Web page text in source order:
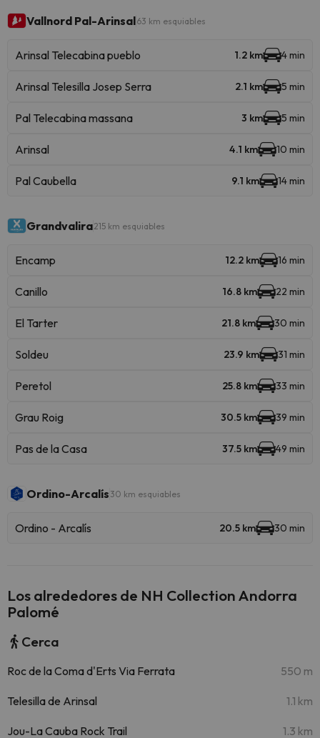
Vallnord Pal-Arinsal63 km esquiables
Arinsal Telecabina pueblo 1.2 km 4 min
Arinsal Telesilla Josep Serra 2.1 km 5 min
Pal Telecabina massana 3 km 5 min
Arinsal 4.1 km 10 min
Pal Caubella 9.1 km 14 min
Grandvalira215 km esquiables
Encamp 12.2 km 16 min
Canillo 16.8 km 22 min
El Tarter 21.8 km 30 min
Soldeu 23.9 km 31 min
Peretol 25.8 km 33 min
Grau Roig 30.5 km 39 min
Pas de la Casa 37.5 km 49 min
Ordino-Arcalís 30 km esquiables
Ordino - Arcalís 20.5 km 30 min
Los alrededores de NH Collection Andorra
Palomé
Cerca
Roc de la Coma d'Erts Via Ferrata 550 m
Telesilla de Arinsal 1.1 km
Jou-La Cauba Rock Trail 1.3 km